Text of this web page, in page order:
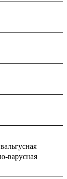
варусная